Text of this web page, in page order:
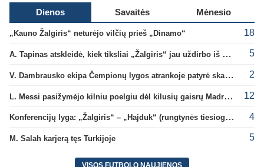
Dienos Savaitės Mėnesio
„Kauno Žalgiris“ neturėjo vilčių prieš „Dinamo“ 18
A. Tapinas atskleidė, kiek tiksliai „Žalgiris“ jau uždirbo iš UEFA premijų 5
V. Dambrausko ekipa Čempionų lygos atrankoje patyrė skaudžią nesėkmę 2
L. Messi pasižymėjo kilniu poelgiu dėl kilusių gaisrų Madride 12
Konferencijų lyga: „Žalgiris“ – „Hajduk“ (rungtynės tiesiogiai) 4
M. Salah karjerą tęs Turkijoje 5
VISOS FUTBOLO NAUJIENOS